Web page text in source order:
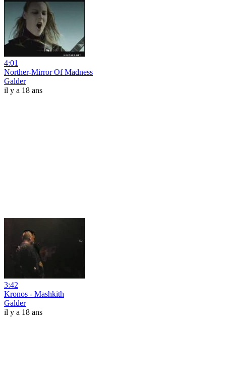
4:01
Norther-Mirror Of Madness
Galder
il y a 18 ans
3:42
Kronos - Mashkith
Galder
il y a 18 ans